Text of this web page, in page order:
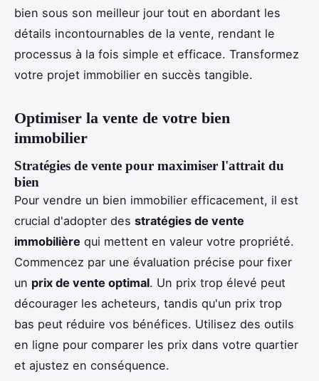
bien sous son meilleur jour tout en abordant les
détails incontournables de la vente, rendant le
processus à la fois simple et efficace. Transformez
votre projet immobilier en succès tangible.
Optimiser la vente de votre bien
immobilier
Stratégies de vente pour maximiser l'attrait du
bien
Pour vendre un bien immobilier efficacement, il est
crucial d'adopter des stratégies de vente
immobilière qui mettent en valeur votre propriété.
Commencez par une évaluation précise pour fixer
un prix de vente optimal. Un prix trop élevé peut
décourager les acheteurs, tandis qu'un prix trop
bas peut réduire vos bénéfices. Utilisez des outils
en ligne pour comparer les prix dans votre quartier
et ajustez en conséquence.